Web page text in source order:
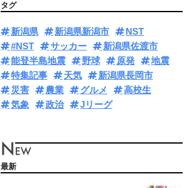
タグ
新潟県 新潟県新潟市
NST
#NST
サッカー
新潟県佐渡市
能登半島地震
野球 原発
地震
特集記事
天気
新潟県長岡市
災害
農業 グルメ
高校生
気象
政治 Jリーグ
最新